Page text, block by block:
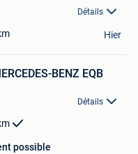
Détails
Hier
BENZ EQB
Détails
possible